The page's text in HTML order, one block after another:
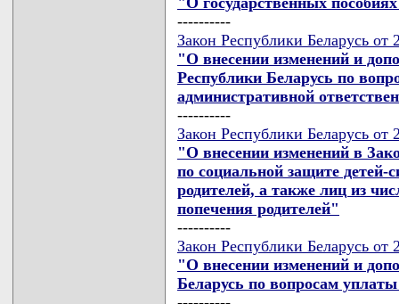
----------
Закон Республики Беларусь от
"О внесении изменений и
Республики Беларусь по
административной
----------
Закон Республики Беларусь от
"О внесении изменений в
по социальной защите детей-
родителей, а также лиц из
попечения родителей"
----------
Закон Республики Беларусь от
"О внесении изменений и
Беларусь по вопросам